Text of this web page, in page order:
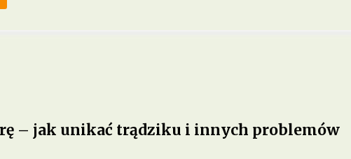
– jak unikać trądziku i innych problemów